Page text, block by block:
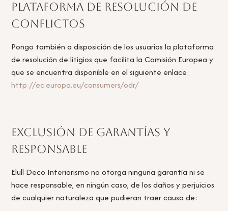
Plataforma de resolución de
conflictos
Pongo también a disposición de los usuarios la plataforma
de resolución de litigios que facilita la Comisión Europea y
que se encuentra disponible en el siguiente enlace:
http://ec.europa.eu/consumers/odr/
Exclusión de garantías y
responsable
Elull Deco Interiorismo no otorga ninguna garantía ni se
hace responsable, en ningún caso, de los daños y perjuicios
de cualquier naturaleza que pudieran traer causa de: